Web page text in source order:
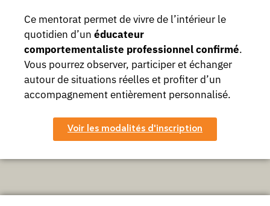
Ce mentorat permet de vivre de l’intérieur le
quotidien d’un éducateur
comportementaliste professionnel confirmé.
Vous pourrez observer, participer et échanger
autour de situations réelles et profiter d’un
accompagnement entièrement personnalisé.
Voir les modalités d'inscription